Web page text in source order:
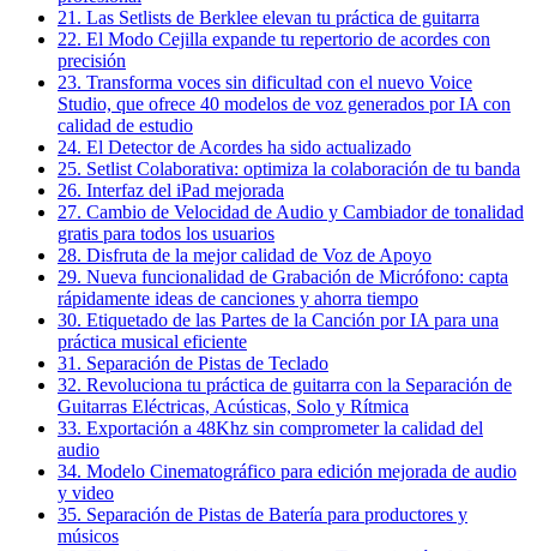
21. Las Setlists de Berklee elevan tu práctica de guitarra
22. El Modo Cejilla expande tu repertorio de acordes con
precisión
23. Transforma voces sin dificultad con el nuevo Voice
Studio, que ofrece 40 modelos de voz generados por IA con
calidad de estudio
24. El Detector de Acordes ha sido actualizado
25. Setlist Colaborativa: optimiza la colaboración de tu banda
26. Interfaz del iPad mejorada
27. Cambio de Velocidad de Audio y Cambiador de tonalidad
gratis para todos los usuarios
28. Disfruta de la mejor calidad de Voz de Apoyo
29. Nueva funcionalidad de Grabación de Micrófono: capta
rápidamente ideas de canciones y ahorra tiempo
30. Etiquetado de las Partes de la Canción por IA para una
práctica musical eficiente
31. Separación de Pistas de Teclado
32. Revoluciona tu práctica de guitarra con la Separación de
Guitarras Eléctricas, Acústicas, Solo y Rítmica
33. Exportación a 48Khz sin comprometer la calidad del
audio
34. Modelo Cinematográfico para edición mejorada de audio
y video
35. Separación de Pistas de Batería para productores y
músicos